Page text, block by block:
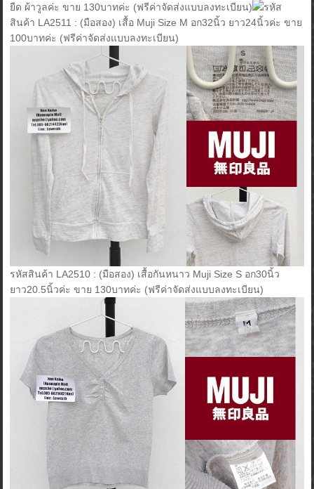
ยืด ผ้าวูลค่ะ ขาย 130บาทค่ะ (ฟรีค่าจัดส่งแบบลงทะเบียน)
รหัส
สินค้า LA2511 : (มือสอง) เสื้อ Muji Size M อก32นิ้ว ยาว24นิ้วค่ะ ขาย
100บาทค่ะ (ฟรีค่าจัดส่งแบบลงทะเบียน)
รหัสสินค้า LA2510 : (มือสอง) เสื้อกันหนาว Muji Size S อก30นิ้ว
ยาว20.5นิ้วค่ะ ขาย 130บาทค่ะ (ฟรีค่าจัดส่งแบบลงทะเบียน)